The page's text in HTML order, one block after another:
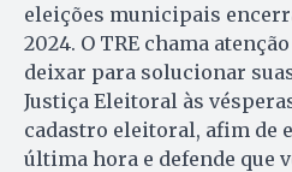
eleições municipais
2024. O TRE chama
deixar para solucionar
Justiça Eleitoral às
cadastro eleitoral, afim de
última hora e defende que